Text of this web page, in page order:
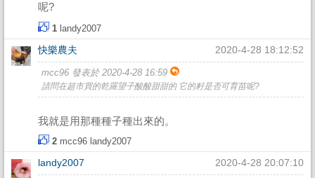
呢?
1 landy2007
快樂農夫 2020-4-28 18:12:52
mcc96 發表於 2020-4-28 16:59
請問在超市買的乾羅望子酸酸甜甜的 它的籽是否可育苗呢?
我就是用那種種子種出來的。
2 mcc96 landy2007
landy2007 2020-4-28 20:07:10